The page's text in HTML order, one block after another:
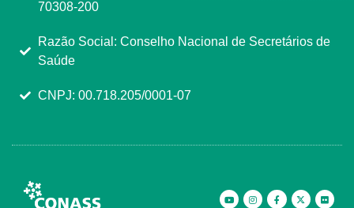
70308-200
Razão Social: Conselho Nacional de Secretários de
Saúde
CNPJ: 00.718.205/0001-07